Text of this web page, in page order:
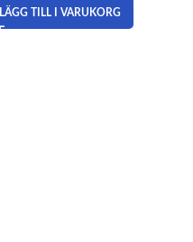
LÄGG TILL I VARUKORG